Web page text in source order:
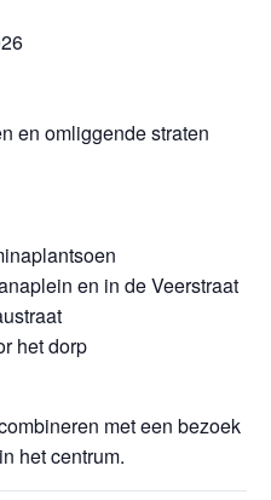
en omliggende straten
en in de Veerstraat
het dorp
met een bezoek
het centrum.